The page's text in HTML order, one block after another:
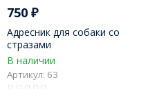
750 ₽
Адресник для собаки со
стразами
В наличии
Артикул: 63